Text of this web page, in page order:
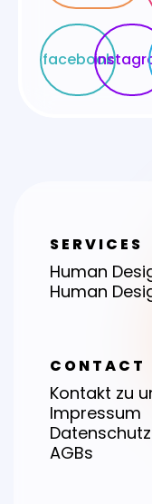
facebook
SERVICES
Human
Human
CONTACT
Kontakt zu
Impressum
AGBs